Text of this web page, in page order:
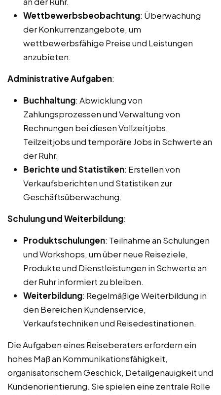
Wettbewerbsbeobachtung: Überwachung
der Konkurrenzangebote, um
wettbewerbsfähige Preise und Leistungen
anzubieten.
Administrative Aufgaben:
Buchhaltung: Abwicklung von
Zahlungsprozessen und Verwaltung von
Rechnungen bei diesen Vollzeitjobs,
Teilzeitjobs und temporäre Jobs in Schwerte an
der Ruhr.
Berichte und Statistiken: Erstellen von
Verkaufsberichten und Statistiken zur
Geschäftsüberwachung.
Schulung und Weiterbildung:
Produktschulungen: Teilnahme an Schulungen
und Workshops, um über neue Reiseziele,
Produkte und Dienstleistungen in Schwerte an
der Ruhr informiert zu bleiben.
Weiterbildung: Regelmäßige Weiterbildung in
den Bereichen Kundenservice,
Verkaufstechniken und Reisedestinationen.
Die Aufgaben eines Reiseberaters erfordern ein
hohes Maß an Kommunikationsfähigkeit,
organisatorischem Geschick, Detailgenauigkeit und
Kundenorientierung. Sie spielen eine zentrale Rolle